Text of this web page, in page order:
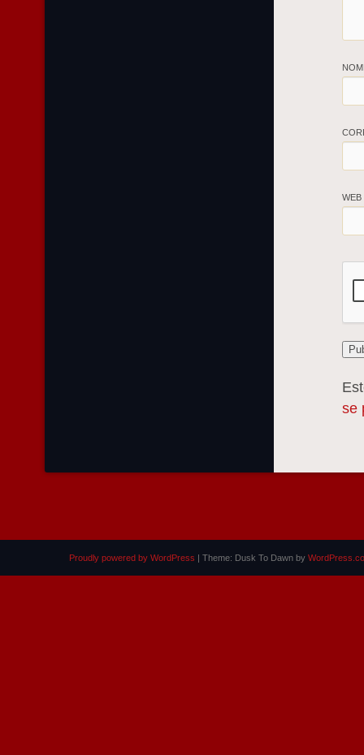
WEB
se
Proudly powered by WordPress | Theme: Dusk To Dawn by